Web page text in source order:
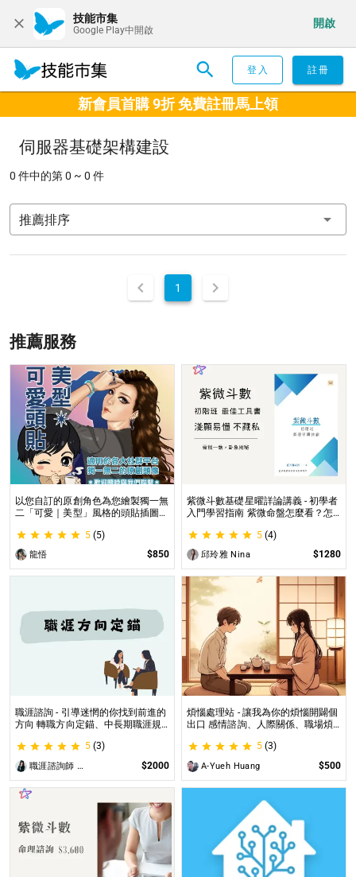
技能市集
Google Play中開啟
開啟
登入 註冊
新會員首購 9折 免費註冊馬上領
伺服器基礎架構建設
0 件中的第 0 ~ 0 件
推薦排序
1
推薦服務
以您自訂的原創角色為您繪製獨一無
二「可愛｜美型」風格的頭貼插圖！
情」和「動作」的理想頭貼！
5 (5)
龍悟 $850
紫微斗數基礎星曜詳論講義 - 初學者
入門學習指南 紫微命盤怎麼看？怎
工具書，淺顯易懂不藏私！
5 (4)
邱玲雅 Nina $1280
職涯諮詢 - 引導迷惘的你找到前進的
方向 轉職方向定錨、中長期職涯規
5 (3)
職涯諮詢師 阿紫 $2000
煩惱處理站 - 讓我為你的煩惱開闢個
出口 感情諮詢、人際關係、職場煩
5 (3)
A-Yueh Huang $500